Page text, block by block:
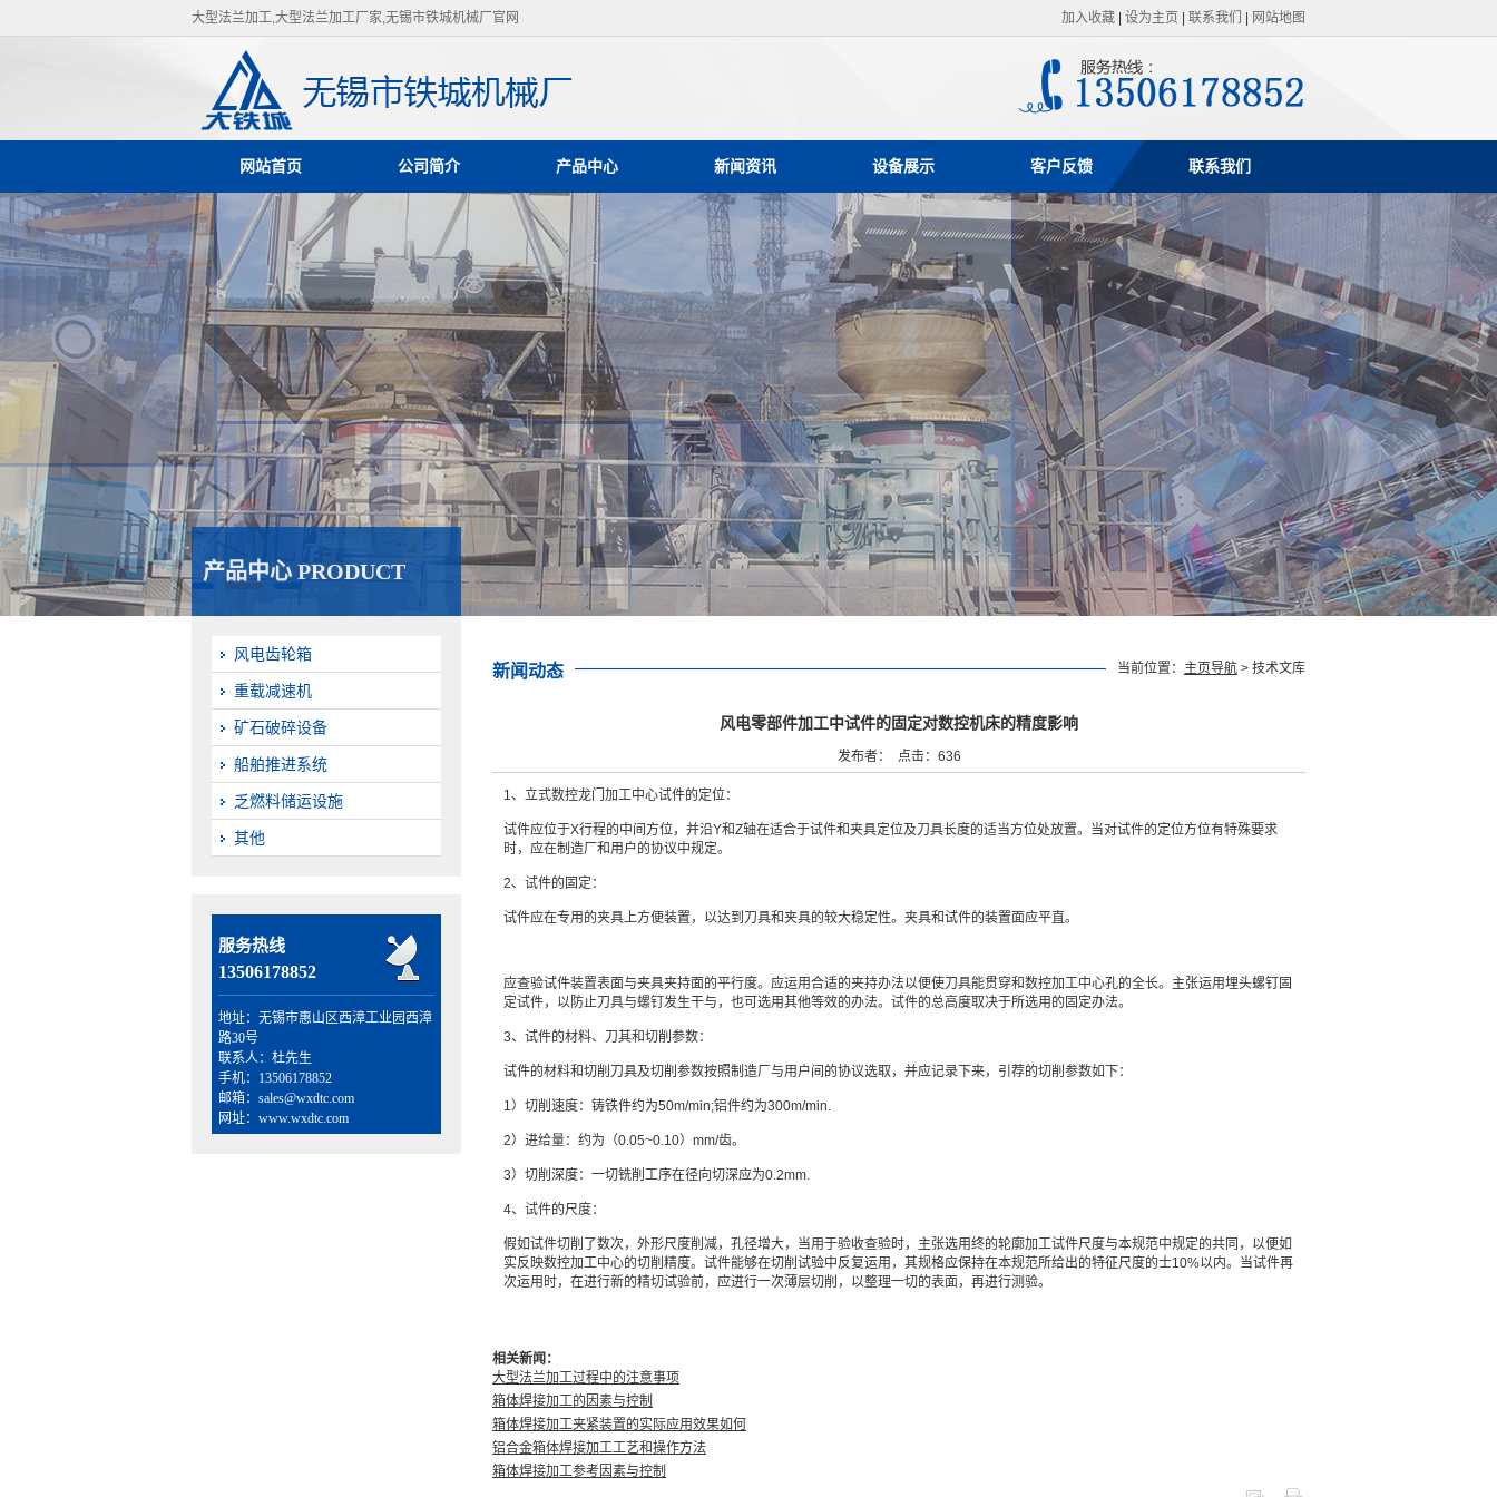
大型法兰加工,大型法兰加工厂家,无锡市铁城机械厂官网 加入收藏 设为主页 联系我们 网站地图
网站首页 公司简介 产品中心 新闻资讯 设备展示 客户反馈 联系我们
产品中心 PRODUCT
风电齿轮箱
重载减速机
矿石破碎设备
船舶推进系统
乏燃料储运设施
其他
服务热线
13506178852
地址：无锡市惠山区西漳工业园西漳
路30号
联系人：杜先生
手机：13506178852
邮箱：sales@wxdtc.com
网址：www.wxdtc.com
新闻动态 当前位置： 主页导航 > 技术文库
风电零部件加工中试件的固定对数控机床的精度影响
发布者： 点击：636
1、立式数控龙门加工中心试件的定位：
试件应位于X行程的中间方位，并沿Y和Z轴在适合于试件和夹具定位及刀具长度的适当方位处放置。当对试件的定位方位有特殊要求
时，应在制造厂和用户的协议中规定。
2、试件的固定：
试件应在专用的夹具上方便装置，以达到刀具和夹具的较大稳定性。夹具和试件的装置面应平直。
应查验试件装置表面与夹具夹持面的平行度。应运用合适的夹持办法以便使刀具能贯穿和数控加工中心孔的全长。主张运用埋头螺钉固
定试件，以防止刀具与螺钉发生干与，也可选用其他等效的办法。试件的总高度取决于所选用的固定办法。
3、试件的材料、刀其和切削参数：
试件的材料和切削刀具及切削参数按照制造厂与用户间的协议选取，并应记录下来，引荐的切削参数如下：
1）切削速度：铸铁件约为50m/min;铝件约为300m/min.
2）进给量：约为（0.05~0.10）mm/齿。
3）切削深度：一切铣削工序在径向切深应为0.2mm.
4、试件的尺度：
假如试件切削了数次，外形尺度削减，孔径增大，当用于验收查验时，主张选用终的轮廓加工试件尺度与本规范中规定的共同，以便如
实反映数控加工中心的切削精度。试件能够在切削试验中反复运用，其规格应保持在本规范所给出的特征尺度的士10%以内。当试件再
次运用时，在进行新的精切试验前，应进行一次薄层切削，以整理一切的表面，再进行测验。
相关新闻：
大型法兰加工过程中的注意事项
箱体焊接加工的因素与控制
箱体焊接加工夹紧装置的实际应用效果如何
铝合金箱体焊接加工工艺和操作方法
箱体焊接加工参考因素与控制